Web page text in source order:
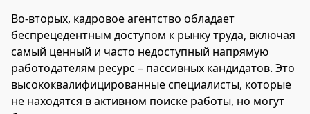
Во-вторых, кадровое агентство обладает
беспрецедентным доступом к рынку труда, включая
самый ценный и часто недоступный напрямую
работодателям ресурс – пассивных кандидатов. Это
высококвалифицированные специалисты, которые
не находятся в активном поиске работы, но могут